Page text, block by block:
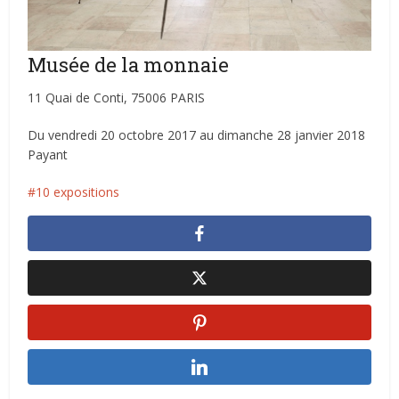
Musée de la monnaie
11 Quai de Conti, 75006 PARIS
Du vendredi 20 octobre 2017 au dimanche 28 janvier 2018
Payant
10 expositions